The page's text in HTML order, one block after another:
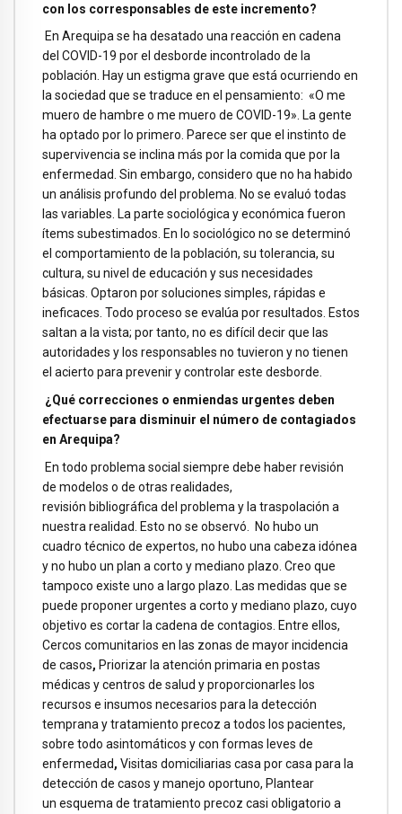
con los corresponsables de este incremento?
En Arequipa se ha desatado una reacción en cadena
del COVID-19 por el desborde incontrolado de la
población. Hay un estigma grave que está ocurriendo en
la sociedad que se traduce en el pensamiento: «O me
muero de hambre o me muero de COVID-19». La gente
ha optado por lo primero. Parece ser que el instinto de
supervivencia se inclina más por la comida que por la
enfermedad. Sin embargo, considero que no ha habido
un análisis profundo del problema. No se evaluó todas
las variables. La parte sociológica y económica fueron
ítems subestimados. En lo sociológico no se determinó
el comportamiento de la población, su tolerancia, su
cultura, su nivel de educación y sus necesidades
básicas. Optaron por soluciones simples, rápidas e
ineficaces. Todo proceso se evalúa por resultados. Estos
saltan a la vista; por tanto, no es difícil decir que las
autoridades y los responsables no tuvieron y no tienen
el acierto para prevenir y controlar este desborde.
¿Qué correcciones o enmiendas urgentes deben
efectuarse para disminuir el número de contagiados
en Arequipa?
En todo problema social siempre debe haber revisión
de modelos o de otras realidades,
revisión bibliográfica del problema y la traspolación a
nuestra realidad. Esto no se observó. No hubo un
cuadro técnico de expertos, no hubo una cabeza idónea
y no hubo un plan a corto y mediano plazo. Creo que
tampoco existe uno a largo plazo. Las medidas que se
puede proponer urgentes a corto y mediano plazo, cuyo
objetivo es cortar la cadena de contagios. Entre ellos,
Cercos comunitarios en las zonas de mayor incidencia
de casos, Priorizar la atención primaria en postas
médicas y centros de salud y proporcionarles los
recursos e insumos necesarios para la detección
temprana y tratamiento precoz a todos los pacientes,
sobre todo asintomáticos y con formas leves de
enfermedad, Visitas domiciliarias casa por casa para la
detección de casos y manejo oportuno, Plantear
un esquema de tratamiento precoz casi obligatorio a